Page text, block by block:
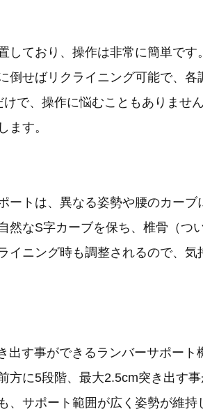
しており、操作は非常に簡単です
倒せばリクライニング可能で、各
で、操作に悩むこともありませ
ます。
ートは、異なる姿勢や腰のカーブ
然なS字カーブを保ち、椎骨（つ
イニング時も調整されるので、気
出す事ができるランバーサポート
に5段階、最大2.5cm突き出す事
、サポート範囲が広く姿勢が維持